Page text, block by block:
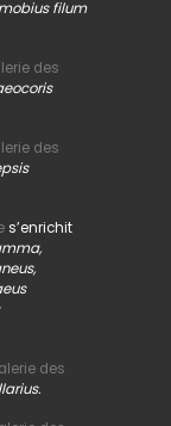
filum
des
des
s’enrichit
des